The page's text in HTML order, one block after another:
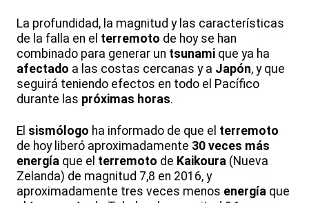
La profundidad, la magnitud y las características
de la falla en el terremoto de hoy se han
combinado para generar un tsunami que ya ha
afectado a las costas cercanas y a Japón, y que
seguirá teniendo efectos en todo el Pacífico
durante las próximas horas.
El sismólogo ha informado de que el terremoto
de hoy liberó aproximadamente 30 veces más
energía que el terremoto de Kaikoura (Nueva
Zelanda) de magnitud 7,8 en 2016, y
aproximadamente tres veces menos energía que